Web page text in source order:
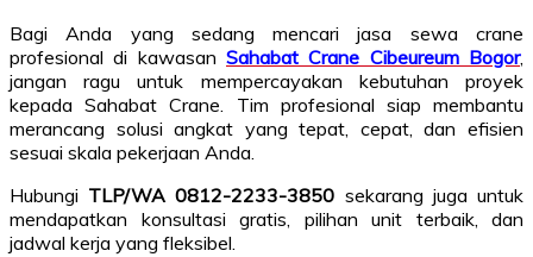
Bagi Anda yang sedang mencari jasa sewa crane
profesional di kawasan Sahabat Crane Cibeureum Bogor,
jangan ragu untuk mempercayakan kebutuhan proyek
kepada Sahabat Crane. Tim profesional siap membantu
merancang solusi angkat yang tepat, cepat, dan efisien
sesuai skala pekerjaan Anda.
Hubungi TLP/WA 0812-2233-3850 sekarang juga untuk
mendapatkan konsultasi gratis, pilihan unit terbaik, dan
jadwal kerja yang fleksibel.